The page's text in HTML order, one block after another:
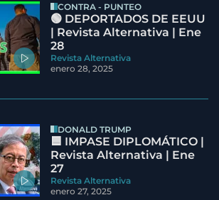
CONTRA - PUNTEO
🟢 DEPORTADOS DE EEUU
| Revista Alternativa | Ene
28
Revista Alternativa
enero 28, 2025
DONALD TRUMP
🟦 IMPASE DIPLOMÁTICO |
Revista Alternativa | Ene
27
Revista Alternativa
enero 27, 2025